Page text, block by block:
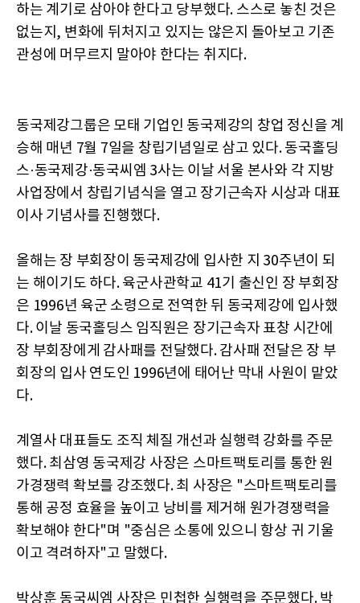
하는 계기로 삼아야 한다고 당부했다. 스스로 놓친 것은
없는지, 변화에 뒤처지고 있지는 않은지 돌아보고 기존
관성에 머무르지 말아야 한다는 취지다.
동국제강그룹은 모태 기업인 동국제강의 창업 정신을 계
승해 매년 7월 7일을 창립기념일로 삼고 있다. 동국홀딩
스·동국제강·동국씨엠 3사는 이날 서울 본사와 각 지방
사업장에서 창립기념식을 열고 장기근속자 시상과 대표
이사 기념사를 진행했다.
올해는 장 부회장이 동국제강에 입사한 지 30주년이 되
는 해이기도 하다. 육군사관학교 41기 출신인 장 부회장
은 1996년 육군 소령으로 전역한 뒤 동국제강에 입사했
다. 이날 동국홀딩스 임직원은 장기근속자 표창 시간에
장 부회장에게 감사패를 전달했다. 감사패 전달은 장 부
회장의 입사 연도인 1996년에 태어난 막내 사원이 맡았
다.
계열사 대표들도 조직 체질 개선과 실행력 강화를 주문
했다. 최삼영 동국제강 사장은 스마트팩토리를 통한 원
가경쟁력 확보를 강조했다. 최 사장은 "스마트팩토리를
통해 공정 효율을 높이고 낭비를 제거해 원가경쟁력을
확보해야 한다"며 "중심은 소통에 있으니 항상 귀 기울
이고 격려하자"고 말했다.
박상훈 동국씨엠 사장은 민첩한 실행력을 주문했다. 박